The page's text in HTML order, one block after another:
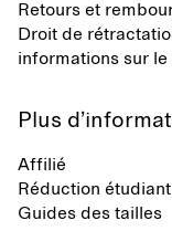
Retours et
Droit de
informations sur le
Plus
Affilié
Réduction étudiant
Guides des tailles